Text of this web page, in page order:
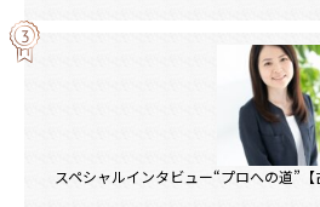
スペシャルインタビュー“プロへの道”【